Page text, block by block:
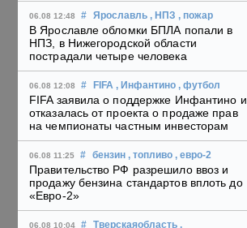
06.08 12:48 # Ярославль , НПЗ , пожар
В Ярославле обломки БПЛА попали в
НПЗ, в Нижегородской области
пострадали четыре человека
06.08 12:08 # FIFA , Инфантино , футбол
FIFA заявила о поддержке Инфантино и
отказалась от проекта о продаже прав
на чемпионаты частным инвесторам
06.08 11:25 # бензин , топливо , евро-2
Правительство РФ разрешило ввоз и
продажу бензина стандартов вплоть до
«Евро-2»
06.08 10:04 # Тверскаяобласть ,